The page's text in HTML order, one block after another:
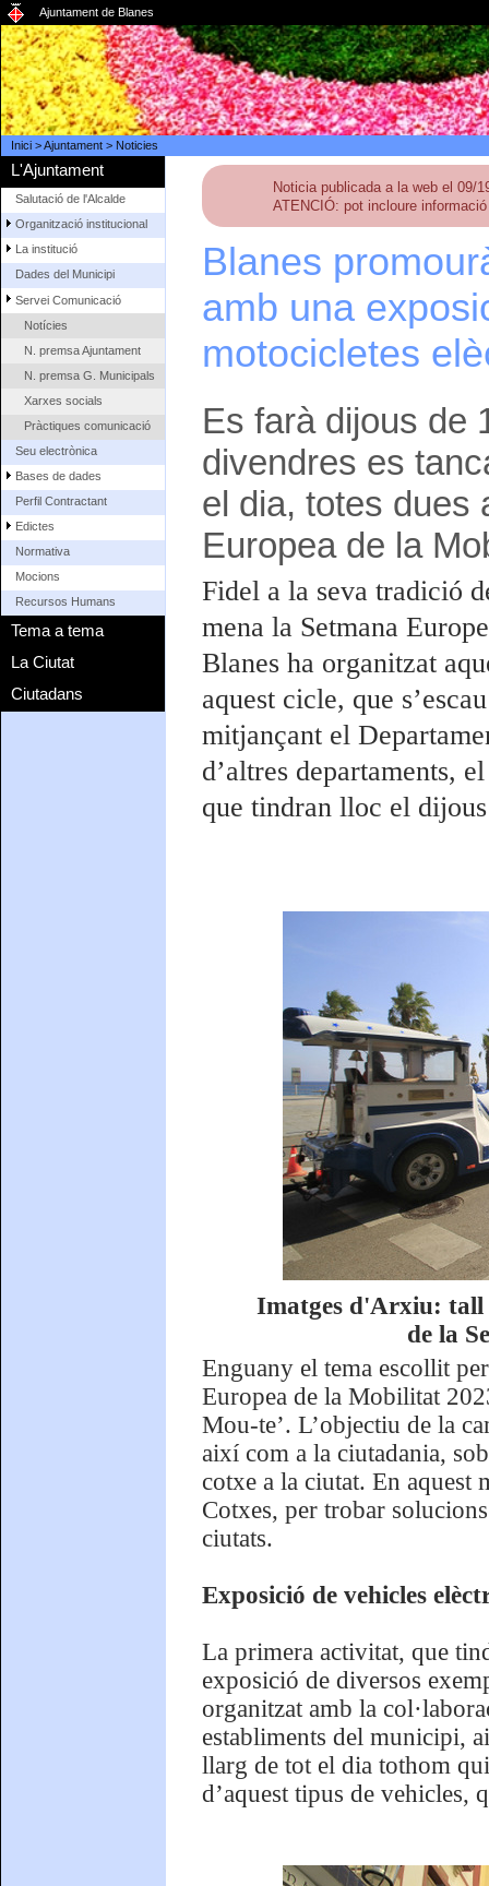
Ajuntament de Blanes
Inici>Ajuntament> Noticies
L'Ajuntament
Salutació de l'Alcalde
Organització institucional
La institució
Dades del Municipi
Servei Comunicació
Notícies
N. premsa Ajuntament
N. premsa G. Municipals
Xarxes socials
Pràctiques comunicació
Seu electrònica
Bases de dades
Perfil Contractant
Edictes
Normativa
Mocions
Recursos Humans
Tema a tema
La Ciutat
Ciutadans
Noticia publicada a la web el 09/
ATENCIÓ: pot incloure
Blanes
amb una
motocicletes
Es farà dijous de
divendres es
el dia, totes dues
Europea de la
Fidel a la seva tradició
mena la Setmana
Blanes ha organitzat
aquest cicle, que
mitjançant el
d’altres departaments,
que tindran lloc el
Imatges d'Arxiu: tall
de la
Enguany el tema escollit
Europea de la Mobilitat
Mou-te’. L’objectiu de la
així com a la ciutadania,
cotxe a la ciutat. En aquest
Cotxes, per trobar
ciutats.
Exposició de vehicles
La primera activitat, que
exposició de diversos
organitzat amb la
establiments del municipi,
llarg de tot el dia tothom
d’aquest tipus de vehicles,